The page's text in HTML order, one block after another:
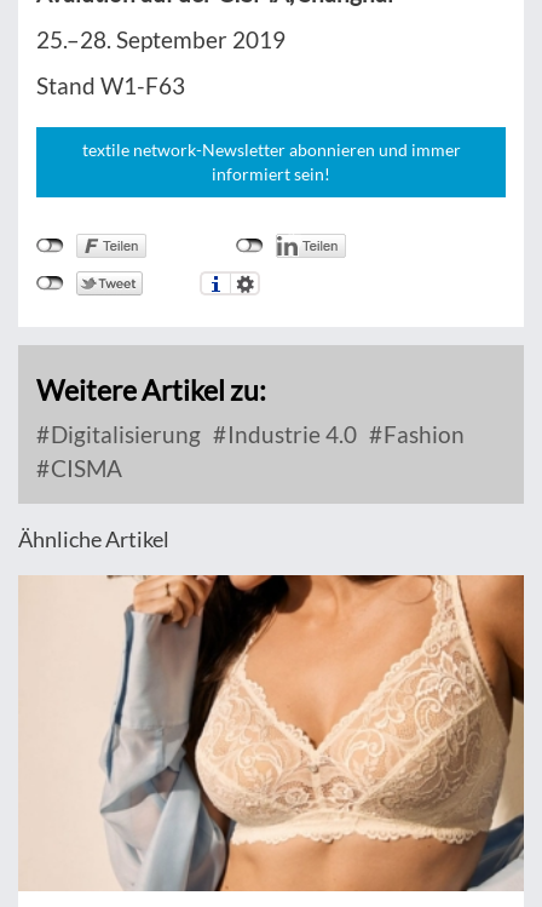
25.–28. September 2019
Stand W1-F63
textile network-Newsletter abonnieren und immer
informiert sein!
Weitere Artikel zu:
Digitalisierung Industrie 4.0
Fashion
CISMA
Ähnliche Artikel